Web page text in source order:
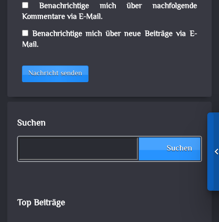
Benachrichtige mich über nachfolgende
Kommentare via E-Mail.
Benachrichtige mich über neue Beiträge via E-
Mail.
Nachricht senden
Suchen
Suchen
Top Beiträge